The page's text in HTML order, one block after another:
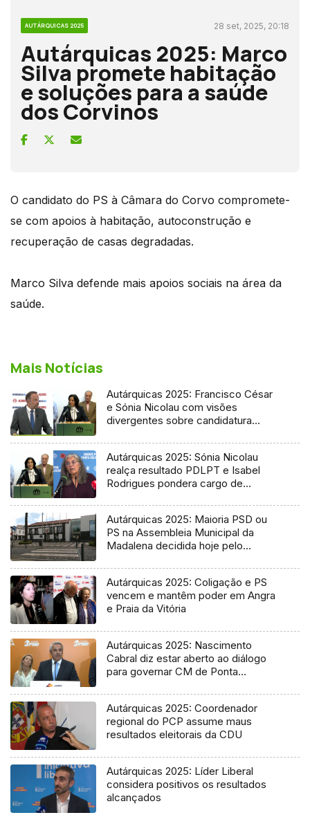
AUTÁRQUICAS 2025 28 set, 2025, 20:18
Autárquicas 2025: Marco
Silva promete habitação
e soluções para a saúde
dos Corvinos
O candidato do PS à Câmara do Corvo compromete-
se com apoios à habitação, autoconstrução e
recuperação de casas degradadas.
Marco Silva defende mais apoios sociais na área da
saúde.
Mais Notícias
Autárquicas 2025: Francisco César
e Sónia Nicolau com visões
divergentes sobre candidatura
Autárquicas 2025: Sónia Nicolau
realça resultado PDLPT e Isabel
Rodrigues pondera cargo de
Autárquicas 2025: Maioria PSD ou
PS na Assembleia Municipal da
Madalena decidida hoje pelo
Autárquicas 2025: Coligação e PS
vencem e mantêm poder em Angra
e Praia da Vitória
Autárquicas 2025: Nascimento
Cabral diz estar aberto ao diálogo
para governar CM de Ponta
Autárquicas 2025: Coordenador
regional do PCP assume maus
resultados eleitorais da CDU
Autárquicas 2025: Líder Liberal
considera positivos os resultados
alcançados